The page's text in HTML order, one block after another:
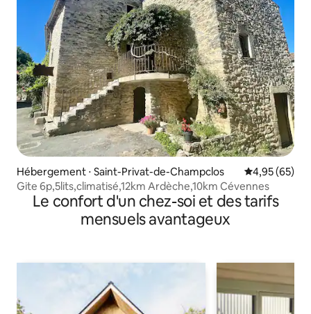
Hébergement ⋅ Saint-Privat-de-Champclos Évaluation
4,95 (65)
Gite 6p,5lits,climatisé,12km Ardèche,10km Cévennes
Le confort d'un chez-soi et des tarifs
mensuels avantageux